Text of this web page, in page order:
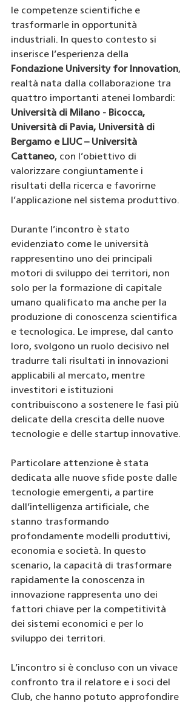
le competenze scientifiche e
trasformarle in opportunità
industriali. In questo contesto si
inserisce l’esperienza della
Fondazione University for Innovation,
realtà nata dalla collaborazione tra
quattro importanti atenei lombardi:
Università di Milano - Bicocca,
Università di Pavia, Università di
Bergamo e LIUC – Università
Cattaneo, con l’obiettivo di
valorizzare congiuntamente i
risultati della ricerca e favorirne
l’applicazione nel sistema produttivo.
Durante l’incontro è stato
evidenziato come le università
rappresentino uno dei principali
motori di sviluppo dei territori, non
solo per la formazione di capitale
umano qualificato ma anche per la
produzione di conoscenza scientifica
e tecnologica. Le imprese, dal canto
loro, svolgono un ruolo decisivo nel
tradurre tali risultati in innovazioni
applicabili al mercato, mentre
investitori e istituzioni
contribuiscono a sostenere le fasi più
delicate della crescita delle nuove
tecnologie e delle startup innovative.
Particolare attenzione è stata
dedicata alle nuove sfide poste dalle
tecnologie emergenti, a partire
dall’intelligenza artificiale, che
stanno trasformando
profondamente modelli produttivi,
economia e società. In questo
scenario, la capacità di trasformare
rapidamente la conoscenza in
innovazione rappresenta uno dei
fattori chiave per la competitività
dei sistemi economici e per lo
sviluppo dei territori.
L’incontro si è concluso con un vivace
confronto tra il relatore e i soci del
Club, che hanno potuto approfondire